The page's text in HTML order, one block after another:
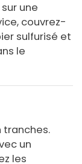
une
couvrez-
sulfurisé et
le
tranches.
un
les